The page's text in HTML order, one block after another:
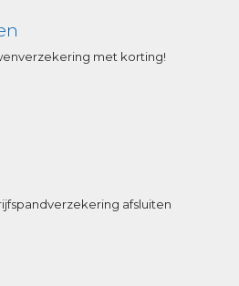
met korting!
afsluiten